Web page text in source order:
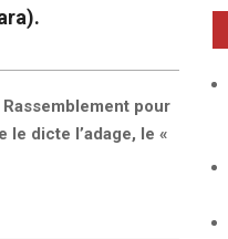
pour
le dicte l’adage, le «